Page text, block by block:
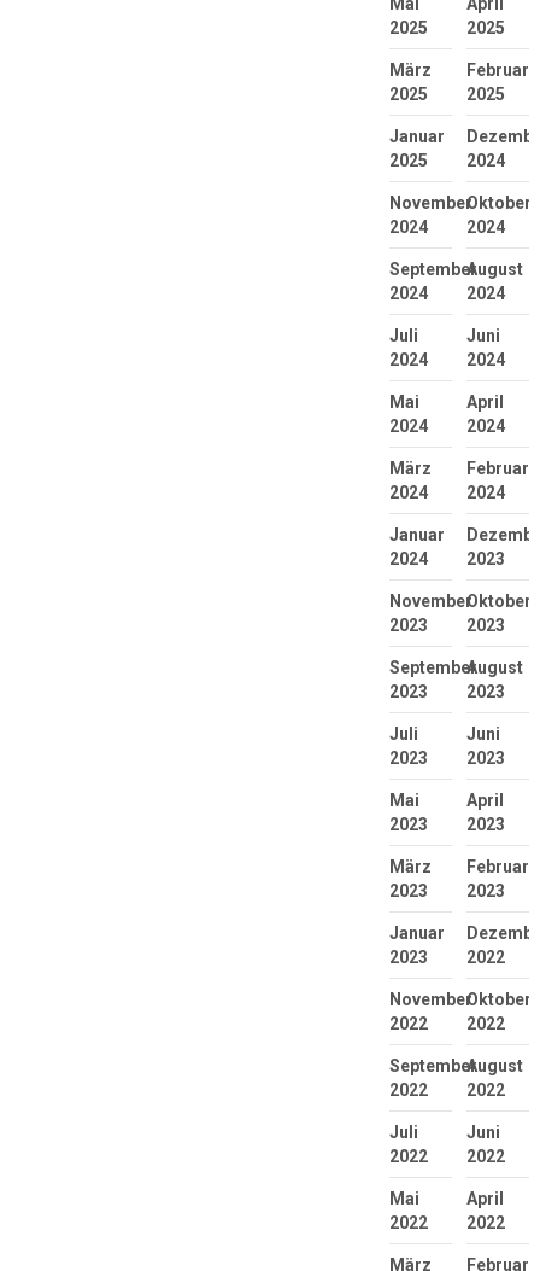
2025
2025
März
2025
Februar
2025
Januar
2025
2024
November
2024
Oktober
2024
September
2024
August
2024
Juli
2024
Juni
2024
Mai
2024
April
2024
März
2024
Februar
2024
Januar
2024
2023
November
2023
Oktober
2023
September
2023
August
2023
Juli
2023
Juni
2023
Mai
2023
April
2023
März
2023
Februar
2023
Januar
2023
2022
November
2022
Oktober
2022
September
2022
August
2022
Juli
2022
Juni
2022
Mai
2022
April
2022
März
Februar